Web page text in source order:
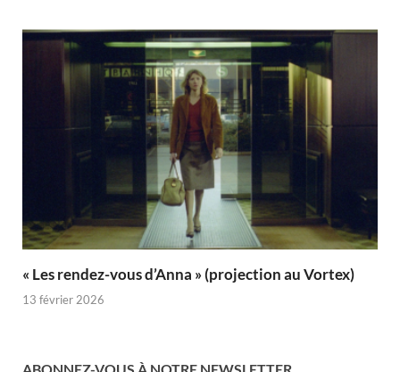
« Les rendez-vous d’Anna » (projection au Vortex)
13 février 2026